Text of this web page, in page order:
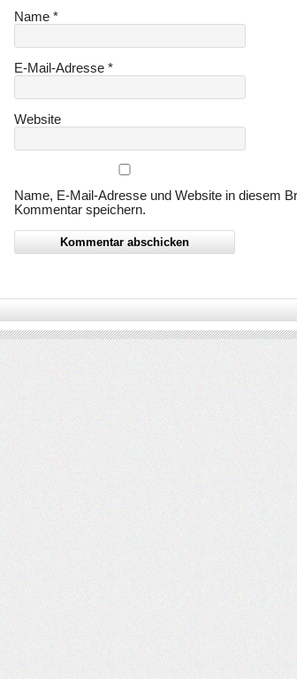
Name *
E-Mail-Adresse *
Website
Name, E-Mail-Adresse und Website in diesem
Kommentar speichern.